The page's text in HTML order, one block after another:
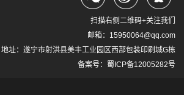
扫描右侧二维码+关注我们
邮箱：15950064@qq.com
地址：遂宁市射洪县美丰工业园区西部包装印刷城G栋
备案号： 蜀ICP备12005282号